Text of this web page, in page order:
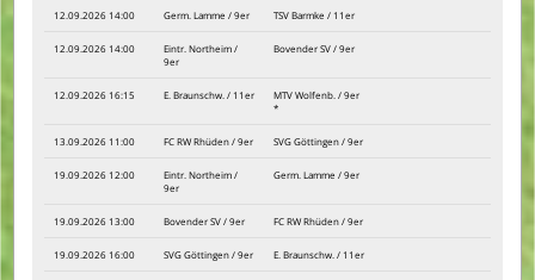
12.09.2026 14:00 Germ. Lamme / 9er TSV Barmke / 11er
12.09.2026 14:00
Eintr. Northeim /
9er
Bovender SV / 9er
12.09.2026 16:15 E. Braunschw. / 11er
MTV Wolfenb. / 9er
*
13.09.2026 11:00 FC RW Rhüden / 9er SVG Göttingen / 9er
19.09.2026 12:00
Eintr. Northeim /
9er
Germ. Lamme / 9er
19.09.2026 13:00 Bovender SV / 9er FC RW Rhüden / 9er
19.09.2026 16:00 SVG Göttingen / 9er E. Braunschw. / 11er